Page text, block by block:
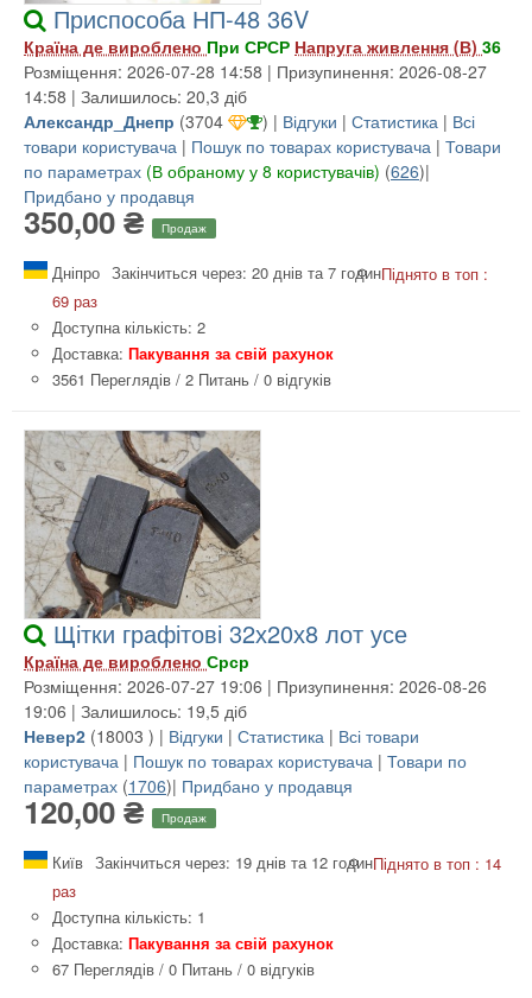
Приспособа НП-48 36V
Країна де вироблено При СРСР Напруга живлення (В) 36
Розміщення: 2026-07-28 14:58 | Призупинення: 2026-08-27
14:58 | Залишилось: 20,3 діб
Александр_Днепр (3704 ) | Відгуки | Статистика | Всі
товари користувача | Пошук по товарах користувача | Товари
по параметрах (В обраному у 8 користувачів) (626)|
Придбано у продавця
350,00 ₴ Продаж
Дніпро Закінчиться через: 20 днів та 7 годинПіднято в топ :
69 раз
Доступна кількість: 2
Доставка: Пакування за свій рахунок
3561 Переглядів / 2 Питань / 0 відгуків
Щітки графітові 32х20х8 лот усе
Країна де вироблено Срср
Розміщення: 2026-07-27 19:06 | Призупинення: 2026-08-26
19:06 | Залишилось: 19,5 діб
Невер2 (18003 ) | Відгуки | Статистика | Всі товари
користувача | Пошук по товарах користувача | Товари по
параметрах (1706)| Придбано у продавця
120,00 ₴ Продаж
Київ Закінчиться через: 19 днів та 12 годинПіднято в топ : 14
раз
Доступна кількість: 1
Доставка: Пакування за свій рахунок
67 Переглядів / 0 Питань / 0 відгуків